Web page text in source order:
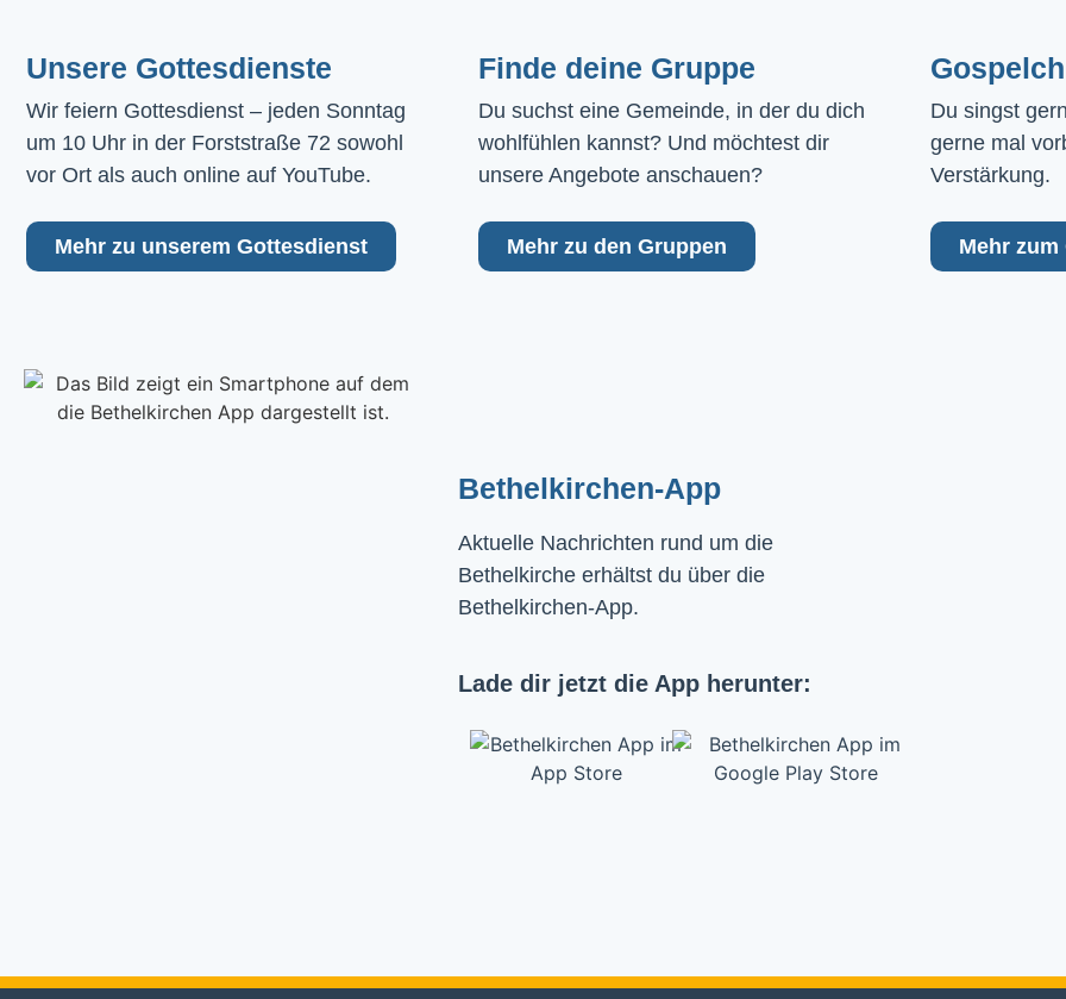
Unsere Gottesdienste
Wir feiern Gottesdienst – jeden Sonntag
um 10 Uhr in der Forststraße 72 sowohl
vor Ort als auch online auf YouTube.
Mehr zu unserem Gottesdienst
Finde deine Gruppe
Du suchst eine Gemeinde, in der du dich
wohlfühlen kannst? Und möchtest dir
unsere Angebote anschauen?
Mehr zu den Gruppen
Du singst
gerne mal
Verstärkung.
Mehr
Bethelkirchen-App
Aktuelle Nachrichten rund um die
Bethelkirche erhältst du über die
Bethelkirchen-App.
Lade dir jetzt die App herunter: